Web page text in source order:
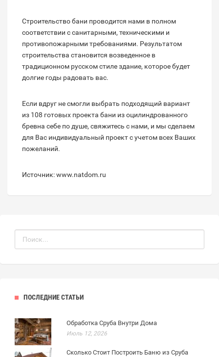
Строительство бани проводится нами в полном
соответствии с санитарными, техническими и
противопожарными требованиями. Результатом
строительства становится возведенное в
традиционном русском стиле здание, которое будет
долгие годы радовать вас.
Если вдруг не смогли выбрать подходящий вариант
из 108 готовых проекта бани из оцилиндрованного
бревна себе по душе, свяжитесь с нами, и мы сделаем
для Вас индивидуальный проект с учетом всех Ваших
пожеланий.
Источник: www.natdom.ru
ПОСЛЕДНИЕ СТАТЬИ
Обработка Сруба Внутри Дома
Июль 12, 2026
Сколько Стоит Построить Баню из Сруба